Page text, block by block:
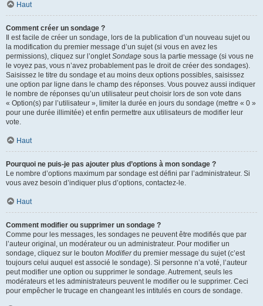
Haut
Comment créer un sondage ?
Il est facile de créer un sondage, lors de la publication d’un nouveau sujet ou
la modification du premier message d’un sujet (si vous en avez les
permissions), cliquez sur l’ongletSondage sous la partie message (si vous ne
le voyez pas, vous n’avez probablement pas le droit de créer des sondages).
Saisissez le titre du sondage et au moins deux options possibles, saisissez
une option par ligne dans le champ des réponses. Vous pouvez aussi indiquer
le nombre de réponses qu’un utilisateur peut choisir lors de son vote dans
« Option(s) par l’utilisateur », limiter la durée en jours du sondage (mettre « 0 »
pour une durée illimitée) et enfin permettre aux utilisateurs de modifier leur
vote.
Haut
Pourquoi ne puis-je pas ajouter plus d’options à mon sondage ?
Le nombre d’options maximum par sondage est défini par l’administrateur. Si
vous avez besoin d’indiquer plus d’options, contactez-le.
Haut
Comment modifier ou supprimer un sondage ?
Comme pour les messages, les sondages ne peuvent être modifiés que par
l’auteur original, un modérateur ou un administrateur. Pour modifier un
sondage, cliquez sur le bouton Modifierdu premier message du sujet (c’est
toujours celui auquel est associé le sondage). Si personne n’a voté, l’auteur
peut modifier une option ou supprimer le sondage. Autrement, seuls les
modérateurs et les administrateurs peuvent le modifier ou le supprimer. Ceci
pour empêcher le trucage en changeant les intitulés en cours de sondage.